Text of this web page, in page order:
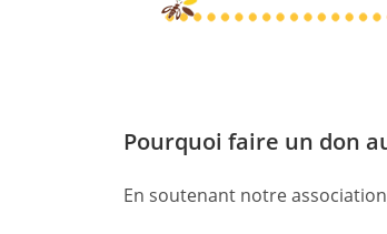
Pourquoi faire un don
En soutenant notre